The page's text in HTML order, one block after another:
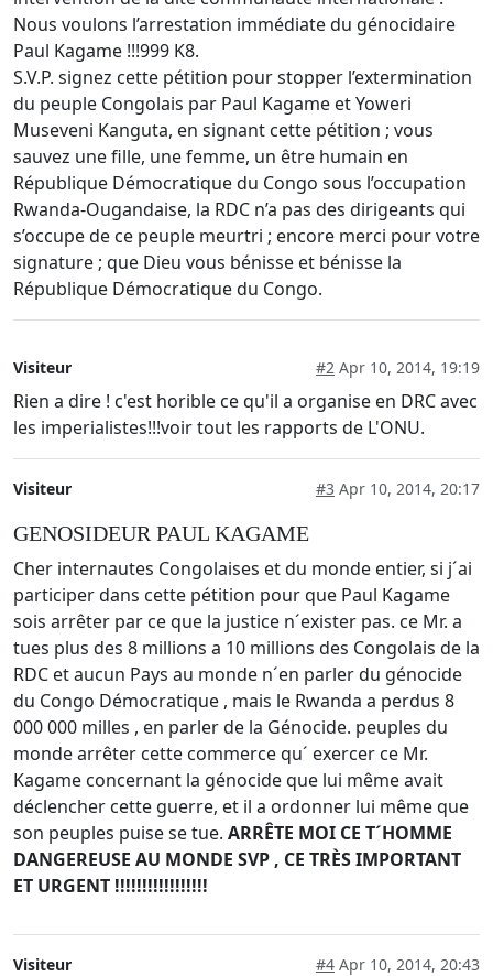
Nous voulons l’arrestation immédiate du génocidaire
Paul Kagame !!!999 K8.
S.V.P. signez cette pétition pour stopper l’extermination
du peuple Congolais par Paul Kagame et Yoweri
Museveni Kanguta, en signant cette pétition ; vous
sauvez une fille, une femme, un être humain en
République Démocratique du Congo sous l’occupation
Rwanda-Ougandaise, la RDC n’a pas des dirigeants qui
s’occupe de ce peuple meurtri ; encore merci pour votre
signature ; que Dieu vous bénisse et bénisse la
République Démocratique du Congo.
Visiteur #2 Apr 10, 2014, 19:19
Rien a dire ! c'est horible ce qu'il a organise en DRC avec
les imperialistes!!!voir tout les rapports de L'ONU.
Visiteur #3 Apr 10, 2014, 20:17
GENOSIDEUR PAUL KAGAME
Cher internautes Congolaises et du monde entier, si j´ai
participer dans cette pétition pour que Paul Kagame
sois arrêter par ce que la justice n´exister pas. ce Mr. a
tues plus des 8 millions a 10 millions des Congolais de la
RDC et aucun Pays au monde n´en parler du génocide
du Congo Démocratique , mais le Rwanda a perdus 8
000 000 milles , en parler de la Génocide. peuples du
mondearrêter cette commerce qu´ exercer ce Mr.
Kagame concernant la génocideque lui mêmeavait
déclencher cette guerre, et il a ordonner lui mêmeque
son peuples puise se tue. ARRÊTE MOI CE T´HOMME
DANGEREUSE AU MONDE SVP , CE TRÈSIMPORTANT
ET URGENT !!!!!!!!!!!!!!!!!
Visiteur #4 Apr 10, 2014, 20:43